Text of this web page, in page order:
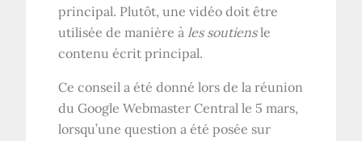
principal. Plutôt, une vidéo doit être
utilisée de manière àles soutiensle
contenu écrit principal.
Ce conseil a été donné lors de la réunion
du Google Webmaster Central le 5 mars,
lorsqu’une question a été posée sur